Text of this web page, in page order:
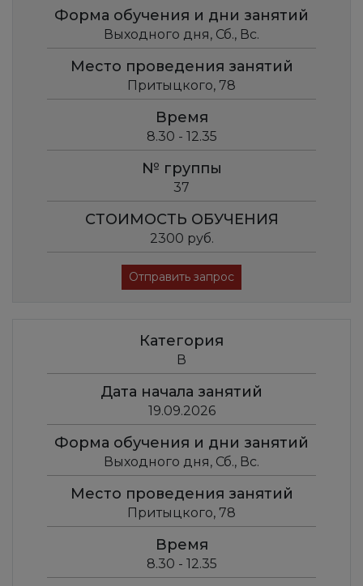
Форма обучения и дни занятий
Выходного дня, Сб., Вс.
Место проведения занятий
Притыцкого, 78
Время
8.30 - 12.35
№ группы
37
СТОИМОСТЬ ОБУЧЕНИЯ
2300 руб.
Отправить запрос
Категория
В
Дата начала занятий
19.09.2026
Форма обучения и дни занятий
Выходного дня, Сб., Вс.
Место проведения занятий
Притыцкого, 78
Время
8.30 - 12.35